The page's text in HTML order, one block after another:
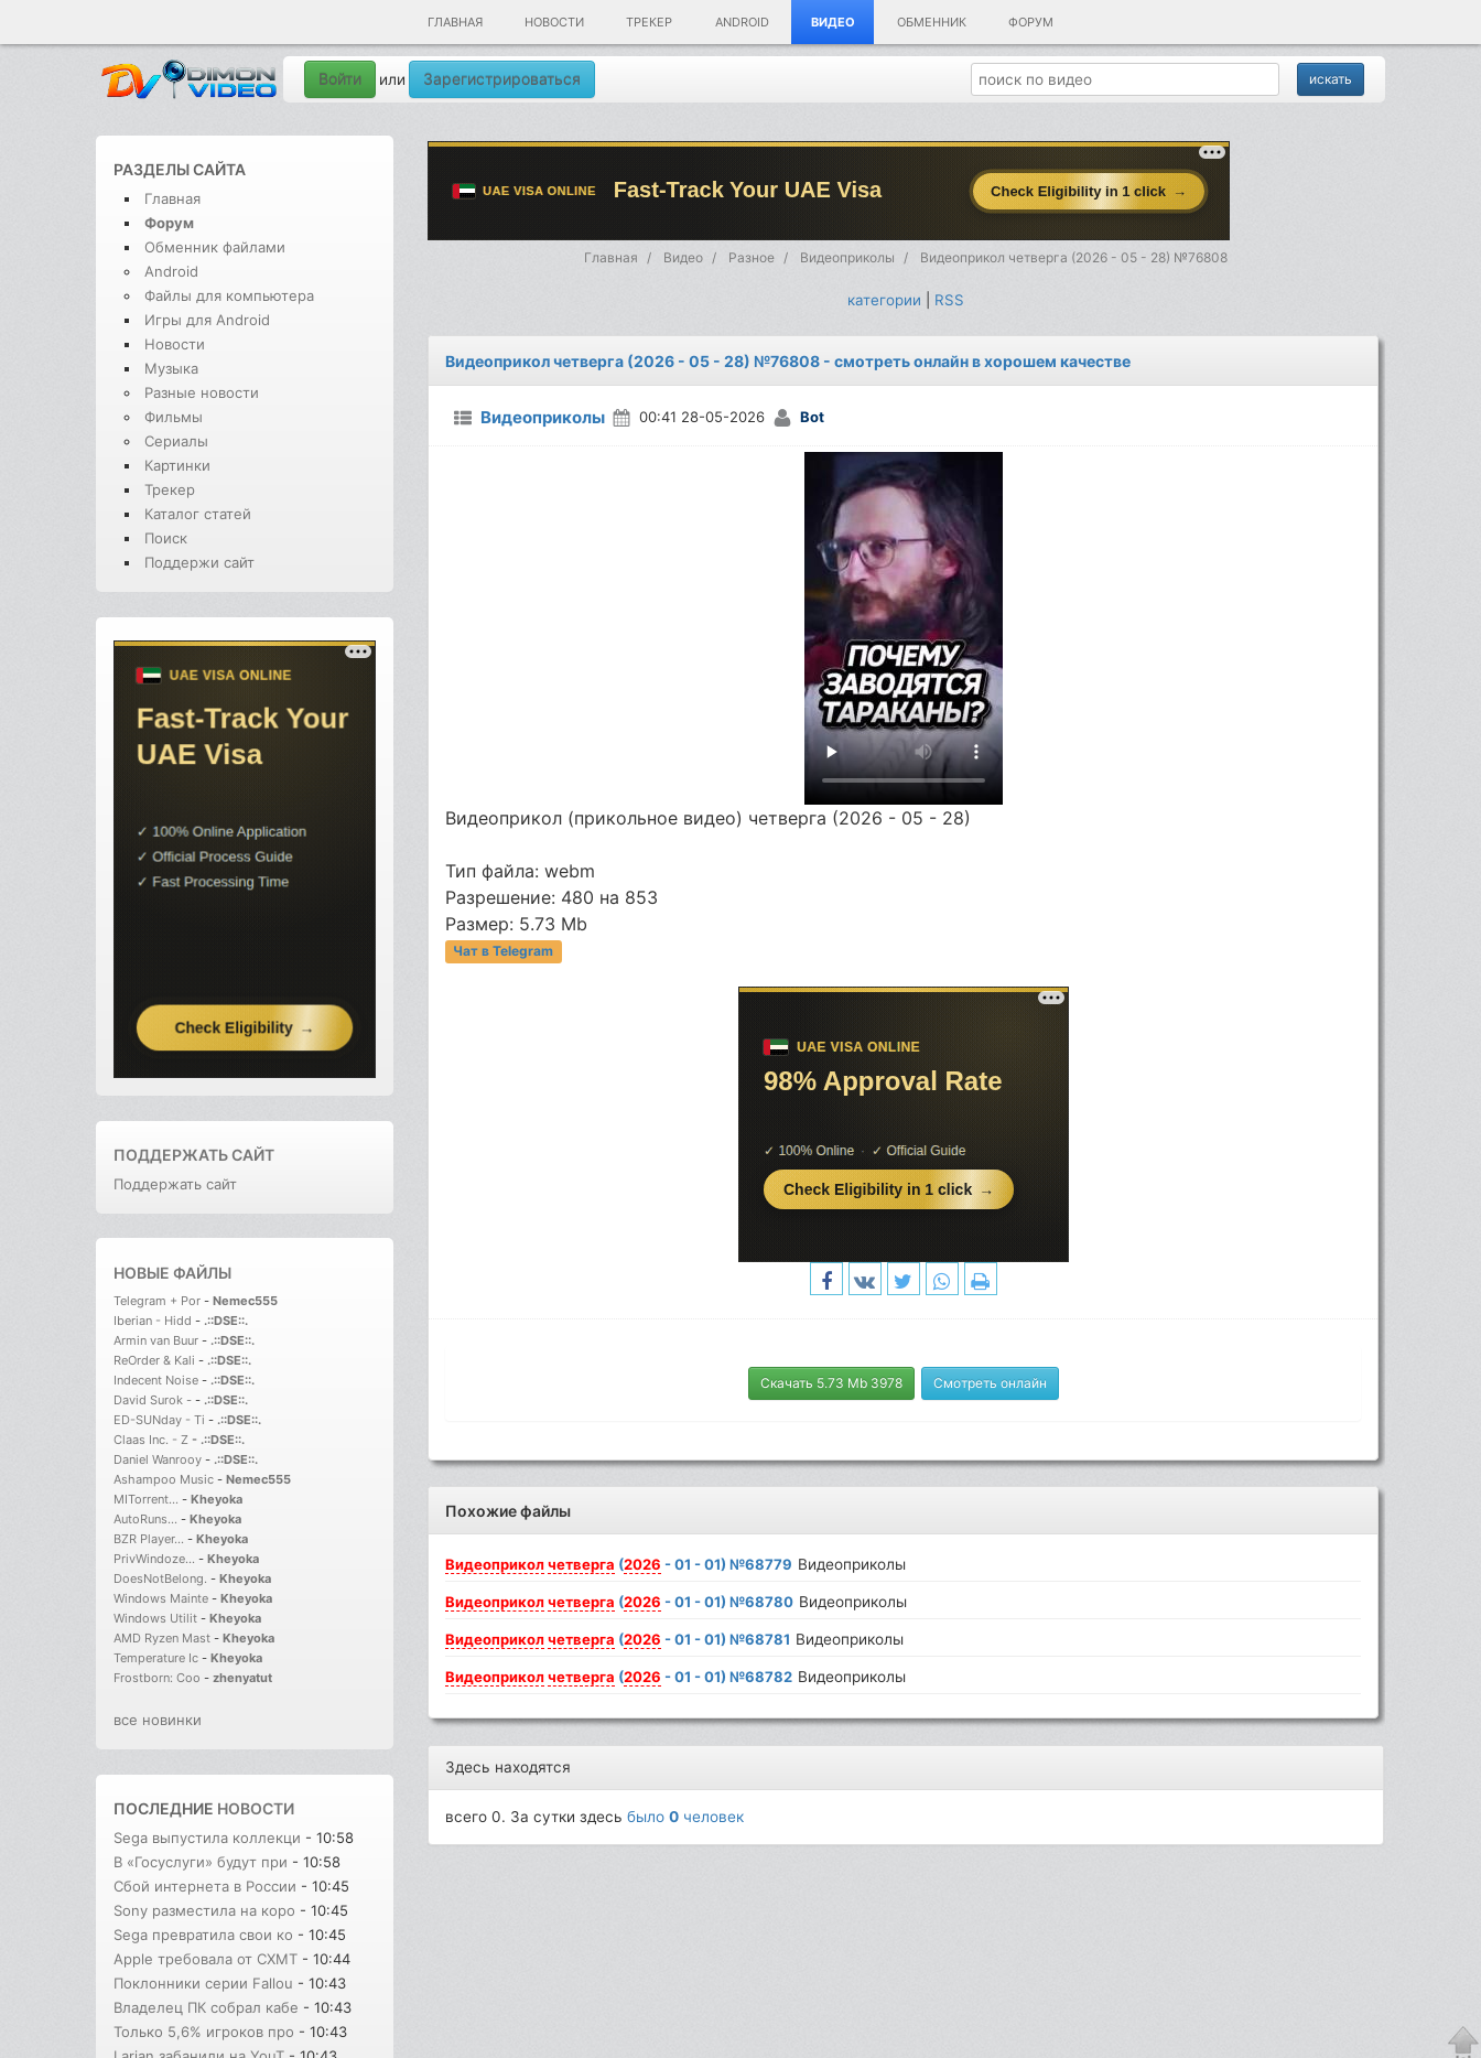
ГЛАВНАЯ НОВОСТИ ТРЕКЕР ANDROID ВИДЕО ОБМЕННИК ФОРУМ
Войти или Зарегистрироваться
РАЗДЕЛЫ САЙТА
Главная
Форум
Обменник файлами
Android
Файлы для компьютера
Игры для Android
Новости
Музыка
Разные новости
Фильмы
Сериалы
Картинки
Трекер
Каталог статей
Поиск
Поддержи сайт
ПОДДЕРЖАТЬ САЙТ
Поддержать сайт
НОВЫЕ ФАЙЛЫ
Telegram + Por - Nemec555
Iberian - Hidd - .::DSE::.
Armin van Buur - .::DSE::.
ReOrder & Kali - .::DSE::.
Indecent Noise - .::DSE::.
David Surok - - .::DSE::.
ED-SUNday - Ti - .::DSE::.
Claas Inc. - Z - .::DSE::.
Daniel Wanrooy - .::DSE::.
Ashampoo Music - Nemec555
MITorrent... - Kheyoka
AutoRuns... - Kheyoka
BZR Player... - Kheyoka
PrivWindoze... - Kheyoka
DoesNotBelong. - Kheyoka
Windows Mainte - Kheyoka
Windows Utilit - Kheyoka
AMD Ryzen Mast - Kheyoka
Temperature Ic - Kheyoka
Frostborn: Coo - zhenyatut
все новинки
ПОСЛЕДНИЕ НОВОСТИ
Sega выпустила коллекци - 10:58
В «Госуслуги» будут при - 10:58
Сбой интернета в России - 10:45
Sony разместила на коро - 10:45
Sega превратила свои ко - 10:45
Apple требовала от CXMT - 10:44
Поклонники серии Fallou - 10:43
Владелец ПК собрал кабе - 10:43
Только 5,6% игроков про - 10:43
Главная Видео Разное Видеоприколы Видеоприкол четверга (2026 - 05 - 28) №76808
категории RSS
Видеоприкол четверга (2026 - 05 - 28) №76808 - смотреть онлайн в хорошем качестве
Видеоприколы 00:41 28-05-2026 Bot
Видеоприкол (прикольное видео) четверга (2026 - 05 - 28)
Тип файла: webm
Разрешение: 480 на 853
Размер: 5.73 Mb
Чат в Telegram
Скачать 5.73 Mb 3978 Смотреть онлайн
Похожие файлы
Видеоприколчетверга (2026 - 01 - 01) №68779 Видеоприколы
Видеоприколчетверга (2026 - 01 - 01) №68780 Видеоприколы
Видеоприколчетверга (2026 - 01 - 01) №68781 Видеоприколы
Видеоприколчетверга (2026 - 01 - 01) №68782 Видеоприколы
Здесь находятся
всего 0. За сутки здесьбыло0 человек